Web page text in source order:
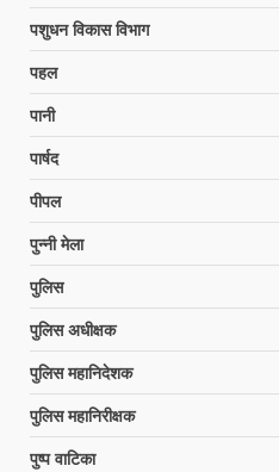
पशुधन विकास विभाग
पहल
पानी
पार्षद
पीपल
पुन्नी मेला
पुलिस
पुलिस अधीक्षक
पुलिस महानिदेशक
पुलिस महानिरीक्षक
पुष्प वाटिका